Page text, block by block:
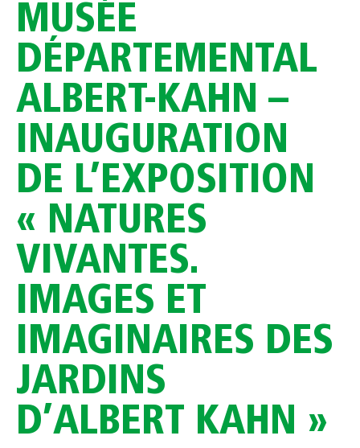
MUSÉE
DÉPARTEMENTAL
ALBERT-KAHN –
INAUGURATION
DE L’EXPOSITION
« NATURES
VIVANTES.
IMAGES ET
IMAGINAIRES DES
JARDINS
D’ALBERT KAHN »